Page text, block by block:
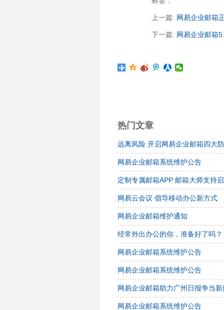
上一篇: 网易企业邮箱
下一篇: 网易企业邮箱
热门文章
远离风险 开启网易企业邮箱四大
网易企业邮箱系统维护公告
定制专属邮箱APP 邮箱大师支持
网易云会议 倡导移动办公新方式
网易企业邮箱维护通知
经常外出办公的你，准备好了吗？
网易企业邮箱系统维护公告
网易企业邮箱系统维护公告
网易企业邮箱助力广州日报争当
网易企业邮箱系统维护公告